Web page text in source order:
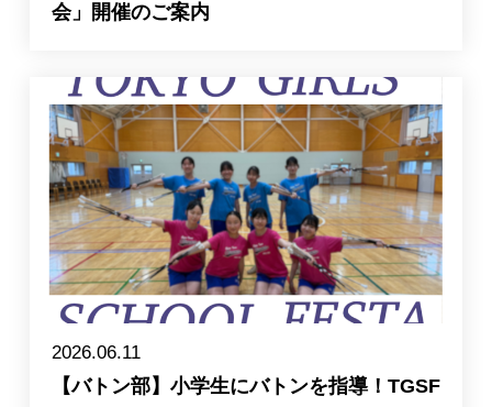
会」開催のご案内
2026.06.11
【バトン部】小学生にバトンを指導！TGSF